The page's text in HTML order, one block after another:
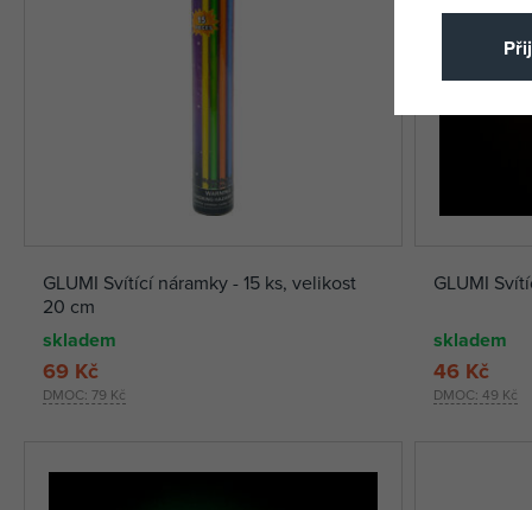
GLUMI Svítící náramky - 15 ks, velikost
20 cm
skladem
DMOC: 79 Kč
69 Kč
GLUMI
skladem
DMOC: 49 Kč
46 Kč